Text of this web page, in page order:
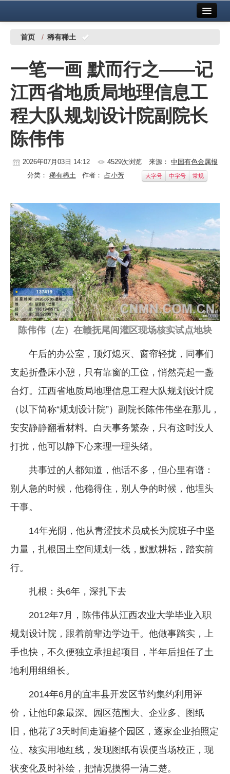
中国有色金属报社主办 广告服务
铜镍铅锌
铝
稀有稀土
有色市场
科技
镁钛
党建工作
企业文化
《资源再生》杂志
行情报价
数字报
首页 / 稀有稀土
一笔一画 默而行之——记
江西省地质局地理信息工
程大队规划设计院副院长
陈伟伟
2026年07月03日 14:12 4529次浏览 来源： 中国有色金属报
分类： 稀有稀土作者： 占小芳 大字号 中字号 常规
陈伟伟（左）在赣抚尾闾灌区现场核实试点地块
午后的办公室，顶灯熄灭、窗帘轻拢，同事们
支起折叠床小憩，只有靠窗的工位，悄然亮起一盏
台灯。江西省地质局地理信息工程大队规划设计院
（以下简称“规划设计院”）副院长陈伟伟坐在那儿，
安安静静翻看材料。白天事务繁杂，只有这时没人
打扰，他可以静下心来理一理头绪。
共事过的人都知道，他话不多，但心里有谱：
别人急的时候，他稳得住，别人争的时候，他埋头
干事。
14年光阴，他从青涩技术员成长为院班子中坚
力量，扎根国土空间规划一线，默默耕耘，踏实前
行。
扎根：头6年，深扎下去
2012年7月，陈伟伟从江西农业大学毕业入职
规划设计院，跟着前辈边学边干。他做事踏实，上
手也快，不久便独立承担起项目，半年后担任了土
地利用组组长。
2014年6月的宜丰县开发区节约集约利用评
价，让他印象最深。园区范围大、企业多、图纸
旧，他花了3天时间走遍整个园区，逐家企业拍照定
位、核实用地红线，发现图纸有误便当场校正，现
状变化及时补绘，把情况摸得一清二楚。